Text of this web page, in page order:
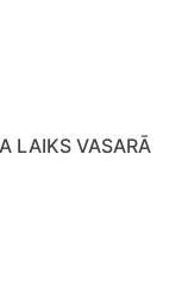
LAIKS VASARĀ